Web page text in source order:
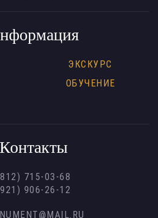
ЭКСКУРС
ОБУЧЕНИЕ
Контакты
715-03-68
906-26-12